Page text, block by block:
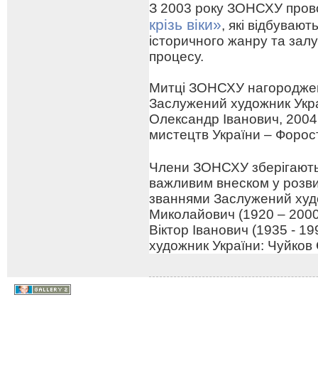
З 2003 року ЗОНСХУ
крізь віки», які
історичного жанру та
процесу.
Митці ЗОНСХУ
Заслужений художник
Олександр Іванович,
мистецтв України –
Члени ЗОНСХУ
важливим внеском у
званнями Заслужений
Миколайович (1920 –
Віктор Іванович (1935 -
художник України: